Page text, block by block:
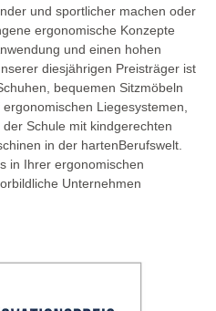
und sportlicher machen oder
ergonomische Konzepte
und einen hohen
diesjährigen Preisträger ist
bequemen Sitzmöbeln
Liegesystemen,
Schule mit kindgerechten
in der hartenBerufswelt.
in Ihrer ergonomischen
Unternehmen